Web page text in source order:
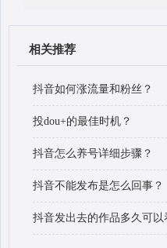
相关推荐
抖音如何涨流量和粉丝？
投dou+的最佳时机？
抖音怎么养号详细步骤？
抖音不能发布是怎么回事？
抖音发出去的作品多久可以